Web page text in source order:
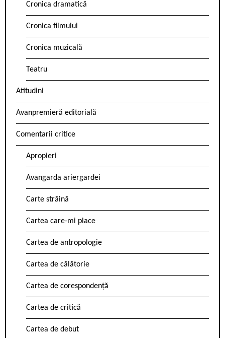
Cronica dramatică
Cronica filmului
Cronica muzicală
Teatru
Atitudini
Avanpremieră editorială
Comentarii critice
Apropieri
Avangarda ariergardei
Carte străină
Cartea care-mi place
Cartea de antropologie
Cartea de călătorie
Cartea de corespondență
Cartea de critică
Cartea de debut